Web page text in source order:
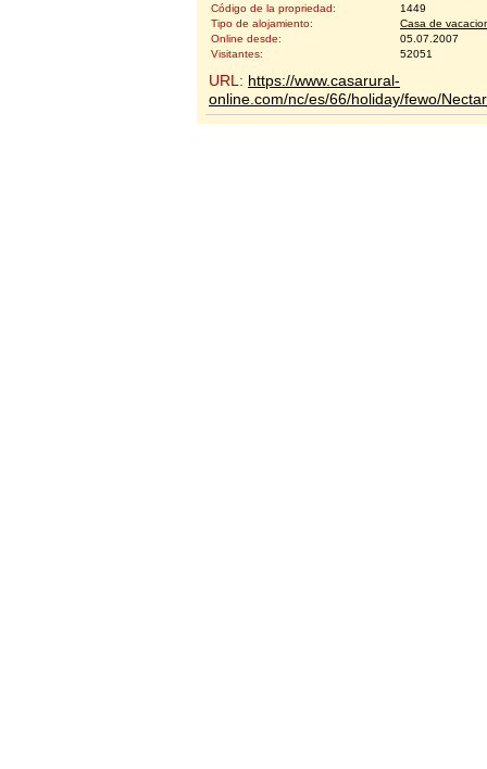
Código de la propriedad:
1449
Tipo de alojamiento:
Casa de
Online desde:
05.07.2007
Visitantes:
52051
URL: https://www.casarural-
online.com/nc/es/66/holiday/fewo/